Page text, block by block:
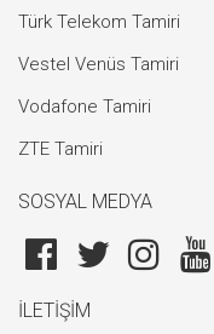
Türk Telekom Tamiri
Vestel Venüs Tamiri
Vodafone Tamiri
ZTE Tamiri
SOSYAL MEDYA
İLETİŞİM